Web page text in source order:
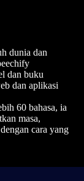
dunia dan
dan buku
dan aplikasi
60 bahasa, ia
masa,
cara yang